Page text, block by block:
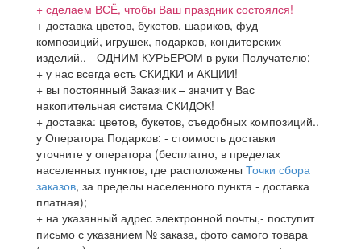
+ сделаем ВСЁ, чтобы Ваш праздник состоялся!
+ доставка цветов, букетов, шариков, фуд
композиций, игрушек, подарков, кондитерских
изделий.. - ОДНИМ КУРЬЕРОМ в руки Получателю;
+ у нас всегда есть СКИДКИ и АКЦИИ!
+ вы постоянный Заказчик – значит у Вас
накопительная система СКИДОК!
+ доставка: цветов, букетов, съедобных композиций..
у Оператора Подарков: - стоимость доставки
уточните у оператора (бесплатно, в пределах
населенных пунктов, где расположены Точки сбора
заказов, за пределы населенного пункта - доставка
платная);
+ на указанный адрес электронной почты,- поступит
письмо с указанием № заказа, фото самого товара